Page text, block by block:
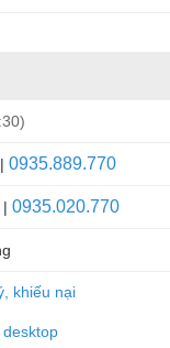
| 0935.889.770
| 0935.020.770
khiếu nại